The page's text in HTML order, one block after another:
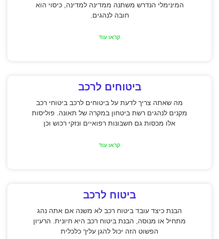
המינימלי הנדרש משתנה ממדינה למדינה, כיסוי הוא
חובה לנהגים.
קראו עוד
ביטוחים לרכב
מה שאתה צריך לדעת על ביטוחים לרכב ביטוחי רכב
מקנים לנהגים רשת ביטחון במקרה של תאונה. פוליסות
אלו מכסות גם חשבונות רפואיים ונזקי רכוש וכן
קראו עוד
ביטוח לרכב
הבנת כיצד עובד ביטוח רכב לא משנה אם אתה נהג
מתחיל או מנוסה, הבנת ביטוח רכב היא חיונית. הרעיון
הפשוט הזה יכול להגן עליך כלכלית